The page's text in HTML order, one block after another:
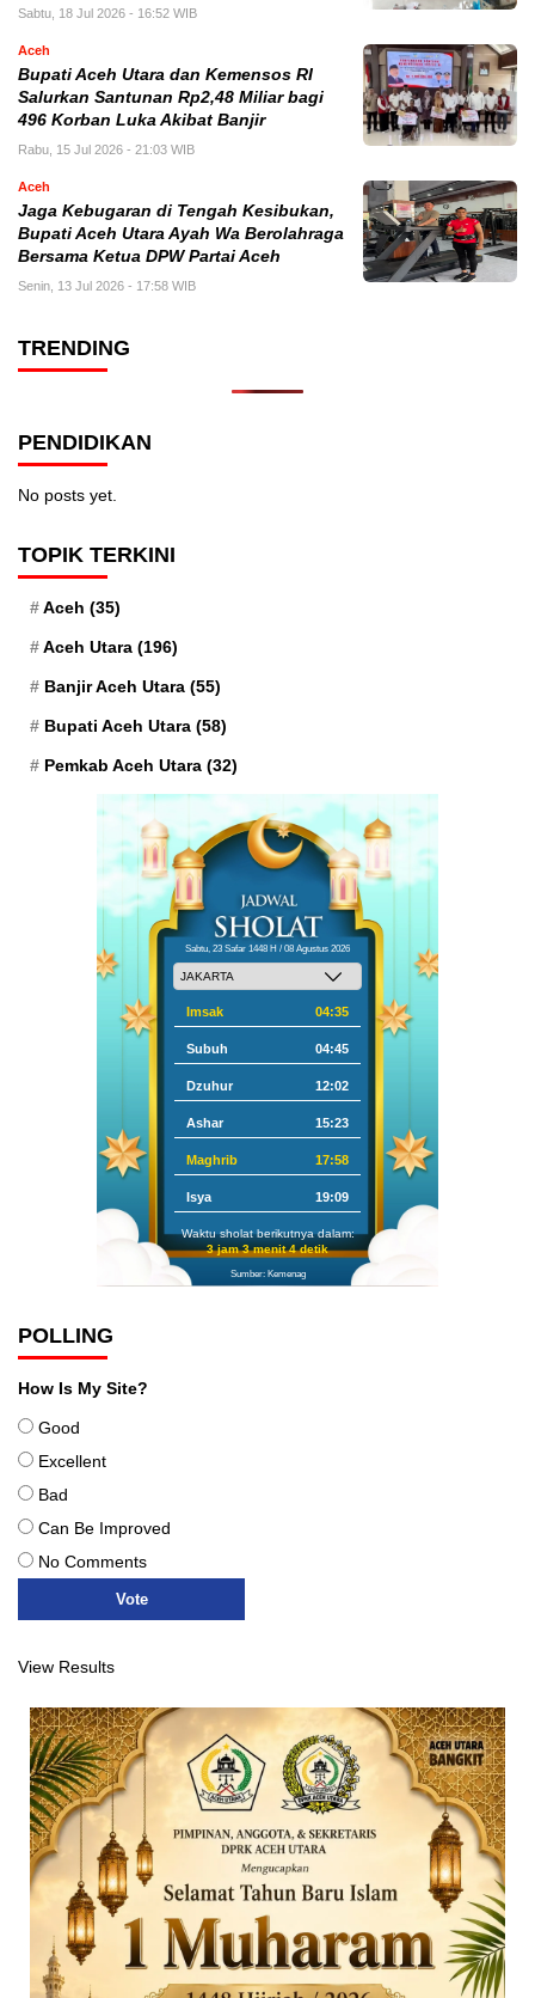
Sabtu, 18 Jul 2026 - 16:52 WIB
Aceh
Bupati Aceh Utara dan Kemensos RI
Salurkan Santunan Rp2,48 Miliar bagi
496 Korban Luka Akibat Banjir
Rabu, 15 Jul 2026 - 21:03 WIB
Aceh
Jaga Kebugaran di Tengah Kesibukan,
Bupati Aceh Utara Ayah Wa Berolahraga
Bersama Ketua DPW Partai Aceh
Senin, 13 Jul 2026 - 17:58 WIB
TRENDING
PENDIDIKAN
No posts yet.
TOPIK TERKINI
Aceh (35)
Aceh Utara (196)
Banjir Aceh Utara (55)
Bupati Aceh Utara (58)
Pemkab Aceh Utara (32)
Sabtu, 23 Safar 1448 H / 08 Agustus 2026
Imsak 04:35
Subuh 04:45
Dzuhur 12:02
Ashar 15:23
Maghrib 17:58
Isya 19:09
Waktu sholat berikutnya dalam:
3 jam 3 menit 3 detik
Sumber: Kemenag
POLLING
How Is My Site?
Good
Excellent
Bad
Can Be Improved
No Comments
View Results